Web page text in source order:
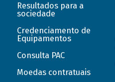
Resultados para a
sociedade
Credenciamento de
Equipamentos
Consulta PAC
Moedas contratuais